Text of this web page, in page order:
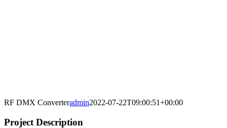
RF DMX Converteradmin2022-07-22T09:00:51+00:00
Project Description